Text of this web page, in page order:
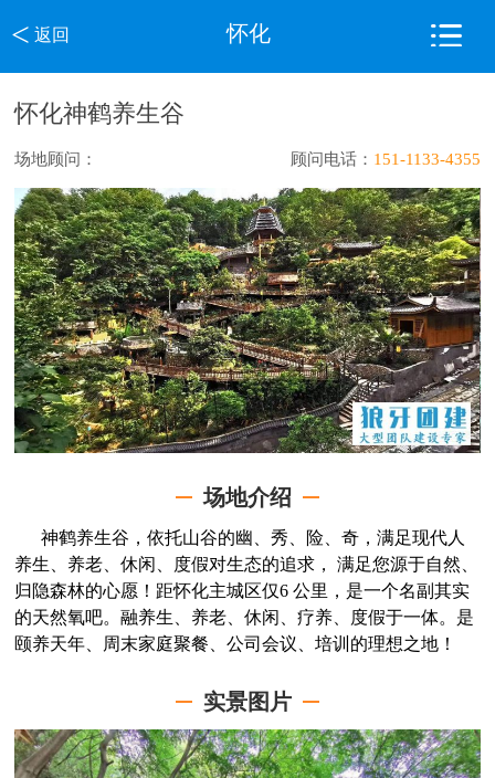
< 返回 怀化
怀化神鹤养生谷
场地顾问： 顾问电话： 151-1133-4355
场地介绍
神鹤养生谷，依托山谷的幽、秀、险、奇，满足现代人
养生、养老、休闲、度假对生态的追求， 满足您源于自然、
归隐森林的心愿！距怀化主城区仅6 公里，是一个名副其实
的天然氧吧。融养生、养老、休闲、疗养、度假于一体。是
颐养天年、周末家庭聚餐、公司会议、培训的理想之地！
实景图片